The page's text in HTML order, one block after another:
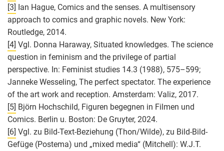
[3] Ian Hague, Comics and the senses. A multisensory
approach to comics and graphic novels. New York:
Routledge, 2014.
[4] Vgl. Donna Haraway, Situated knowledges. The science
question in feminism and the privilege of partial
perspective. In: Feminist studies 14.3 (1988), 575–599;
Janneke Wesseling, The perfect spectator. The experience
of the art work and reception. Amsterdam: Valiz, 2017.
[5] Björn Hochschild, Figuren begegnen in Filmen und
Comics. Berlin u. Boston: De Gruyter, 2024.
[6] Vgl. zu Bild-Text-Beziehung (Thon/Wilde), zu Bild-Bild-
Gefüge (Postema) und „mixed media“ (Mitchell): W.J.T.